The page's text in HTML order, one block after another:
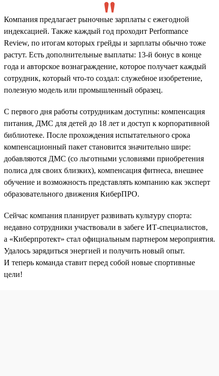
Компания предлагает рыночные зарплаты с ежегодной
индексацией. Также каждый год проходит Performance
Review, по итогам которых грейды и зарплаты обычно тоже
растут. Есть дополнительные выплаты: 13-й бонус в конце
года и авторское вознаграждение, которое получает каждый
сотрудник, который что-то создал: служебное изобретение,
полезную модель или промышленный образец.
С первого дня работы сотрудникам доступны: компенсация
питания, ДМС для детей до 18 лет и доступ к корпоративной
библиотеке. После прохождения испытательного срока
компенсационный пакет становится значительно шире:
добавляются ДМС (со льготными условиями приобретения
полиса для своих близких), компенсация фитнеса, внешнее
обучение и возможность представлять компанию как эксперт
образовательного движения КиберПРО.
Сейчас компания планирует развивать культуру спорта:
недавно сотрудники участвовали в забеге ИТ-специалистов,
а «Киберпротект» стал официальным партнером мероприятия.
Удалось зарядиться энергией и получить новый опыт.
И теперь команда ставит перед собой новые спортивные
цели!